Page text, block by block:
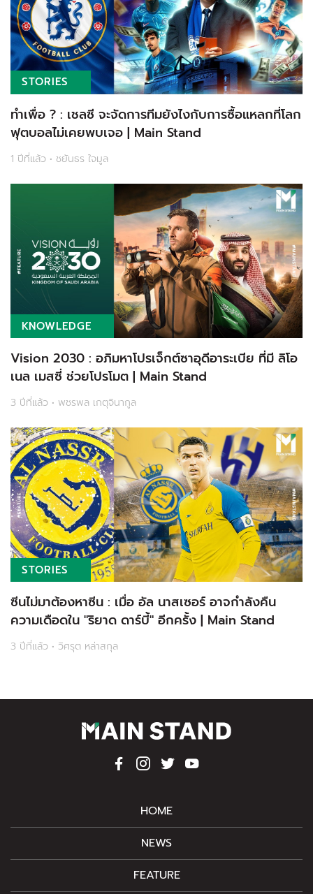
STORIES
ทำเพื่อ ? : เชลซี จะจัดการทีมยังไงกับการซื้อแหลกที่โลก
ฟุตบอลไม่เคยพบเจอ | Main Stand
1 ปีที่แล้ว • ชยันธร ใจมูล
KNOWLEDGE
Vision 2030 : อภิมหาโปรเจ็กต์ซาอุดีอาระเบีย ที่มี ลิโอ
เนล เมสซี่ ช่วยโปรโมต | Main Stand
3 ปีที่แล้ว • พชรพล เกตุจินากูล
STORIES
ซีนไม่มาต้องหาซีน : เมื่อ อัล นาสเซอร์ อาจกำลังคืน
ความเดือดใน "ริยาด ดาร์บี้" อีกครั้ง | Main Stand
3 ปีที่แล้ว • วิศรุต หล่าสกุล
HOME
NEWS
FEATURE